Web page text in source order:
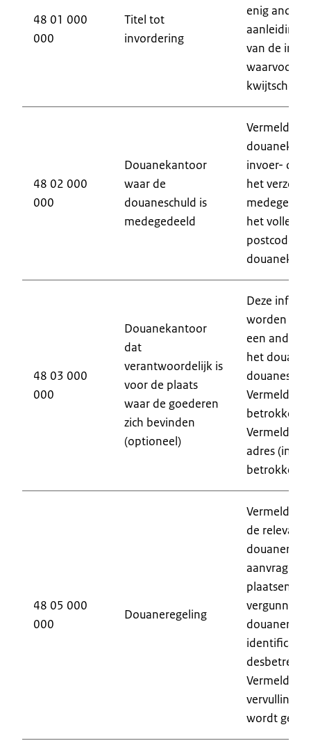
48 01 000
000
Titel tot
invordering
enig ander
aanleiding
van de
waarvoor
48 02 000
000
Douanekantoor
waar de
douaneschuld is
medegedeeld
Vermeld de
invoer- of
het
het
postcode)
48 03 000
000
Douanekantoor
dat
verantwoordelijk is
voor de plaats
waar de goederen
zich bevinden
(optioneel)
Deze
worden
een ander
het
Vermeld de
betrokken
Vermeld de
adres
betrokken
48 05 000
000
Douaneregeling
Vermeld,
de
aanvrager
plaatsen.
vergunning
Vermeld of
vervulling
wordt